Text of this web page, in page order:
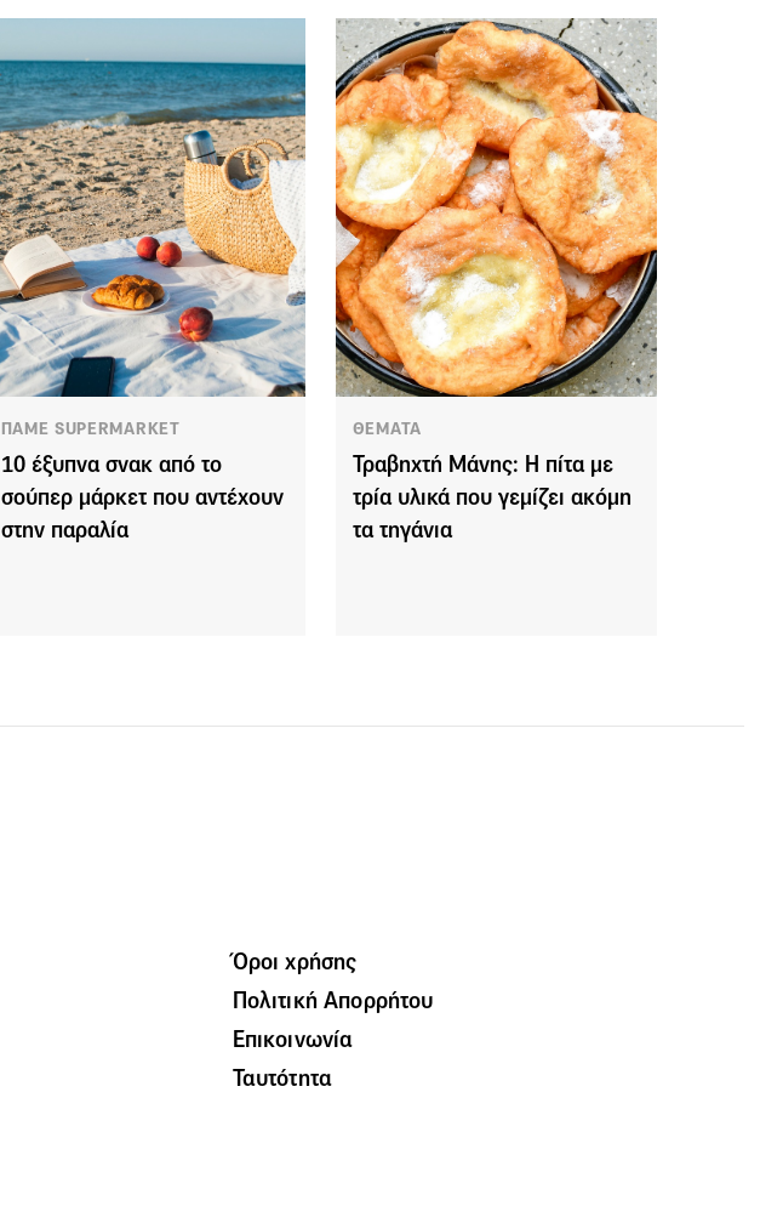
ΠΑΜΕ SUPERMARKET
10 έξυπνα σνακ από το
σούπερ μάρκετ που αντέχουν
στην παραλία
ΘΕΜΑΤΑ
Τραβηχτή Μάνης: Η πίτα με
τρία υλικά που γεμίζει ακόμη
τα τηγάνια
Όροι χρήσης
Πολιτική Απορρήτου
Επικοινωνία
Ταυτότητα